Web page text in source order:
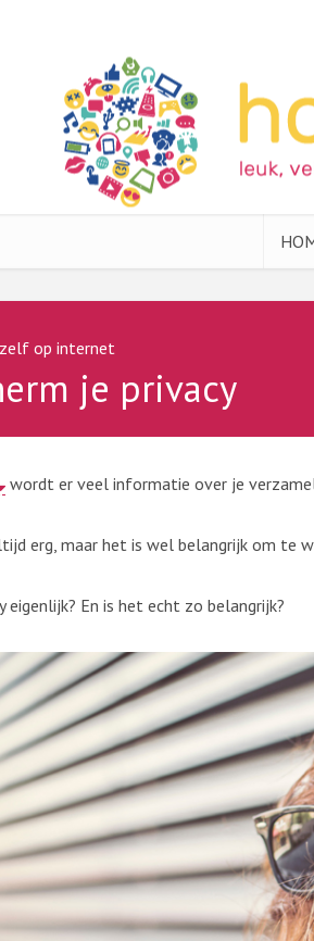
op internet
je privacy
wordt er veel informatie over je
erg, maar het is wel belangrijk om te
eigenlijk? En is het echt zo belangrijk?